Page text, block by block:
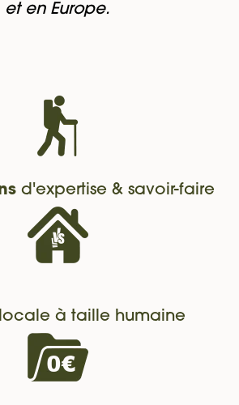
et en Europe.
d'expertise & savoir-faire
à taille humaine